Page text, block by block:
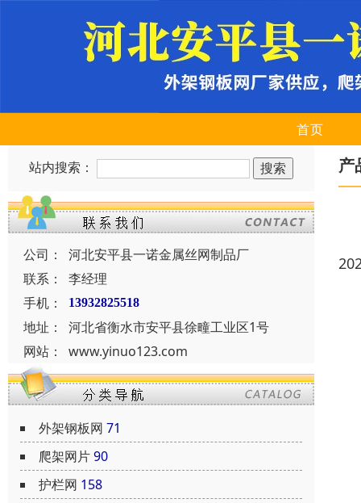
首页
站内搜索：
公司：
河北安平县一诺金属丝网制品厂
联系：
李经理
手机：
13932825518
地址：
河北省衡水市安平县徐疃工业区1号
网站：
www.yinuo123.com
外架钢板网 71
爬架网片90
护栏网 158
产